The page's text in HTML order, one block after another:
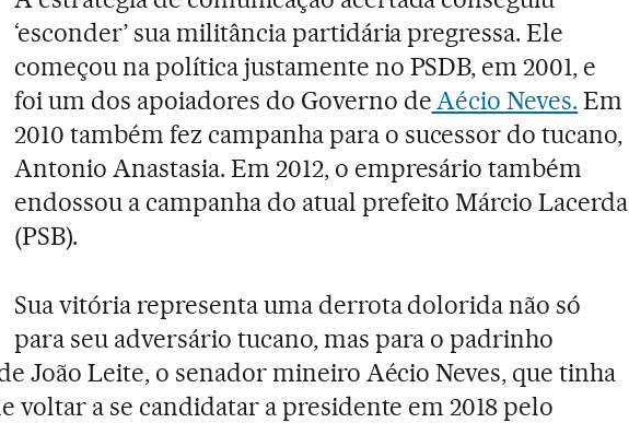
‘esconder’ sua militância partidária pregressa. Ele
começou na política justamente no PSDB, em 2001, e
foi um dos apoiadores do Governo deAécio Neves. Em
2010 também fez campanha para o sucessor do tucano,
Antonio Anastasia. Em 2012, o empresário também
endossou a campanha do atual prefeito Márcio Lacerda
(PSB).
Sua vitória representa uma derrota dolorida não só
para seu adversário tucano, mas para o padrinho
João Leite, o senador mineiro Aécio Neves, que tinha
voltar a se candidatar a presidente em 2018 pelo